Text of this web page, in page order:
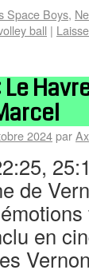
Space Boys,
ball |
Le
2024par
de
en